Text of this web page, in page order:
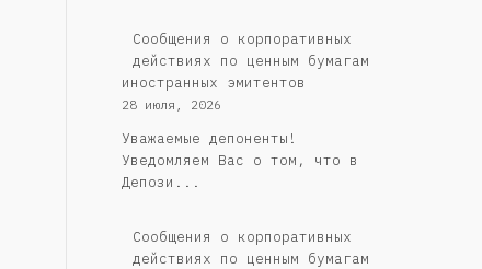
Сообщения о корпоративных
действиях по ценным бумагам
иностранных эмитентов
28 июля, 2026
Уважаемые депоненты!
Уведомляем Вас о том, что в
Депози...
Cообщения о корпоративных
действиях по ценным бумагам